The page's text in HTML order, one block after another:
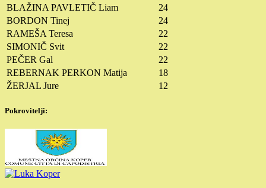
BLAŽINA PAVLETIČ Liam
24
BORDON Tinej
24
RAMEŠA Teresa
22
SIMONIČ Svit
22
PEČER Gal
22
REBERNAK PERKON Matija
18
ŽERJAL Jure
12
Pokrovitelji: